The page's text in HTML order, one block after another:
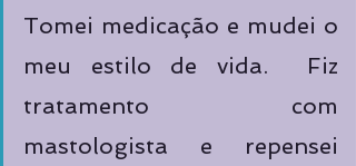
Tomei medicação e mudei o
meu estilo de vida.  Fiz
tratamento com
mastologista e repensei